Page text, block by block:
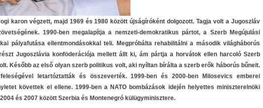
karon végzett, majd 1969 és 1980 között újságíróként dolgozott. Tagja volt a Jugoszláv
1990-ben megalapítja a nemzeti-demokratikus pártot, a Szerb Megújulási
pályafutása ellentmondásokkal teli. Megpróbálta rehabilitálni a második világháborús
Jugoszlávia konföderációja mellett állt ki, ám pártja a horvátok ellen harcoló Szerb
Később az első olyan szerb politikus volt, aki nyíltan bírálta a szerb erők háborús bűneit.
letartóztatták és összeverték. 1999-ben és 2000-ben Milosevics emberei
követtek el ellene. 1999-ben a NATO bombázások idején helyettes miniszterelnöki
és 2007 között Szerbia és Montenegró külügyminisztere.